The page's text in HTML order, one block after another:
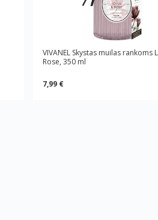
VIVANEL Skystas muilas rankoms
Rose, 350 ml
7,99 €